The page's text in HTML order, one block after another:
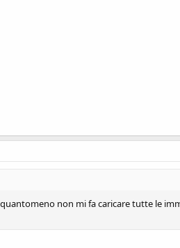
non mi fa caricare tutte le